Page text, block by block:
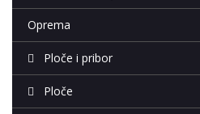
Oprema
Ploče i pribor
Ploče